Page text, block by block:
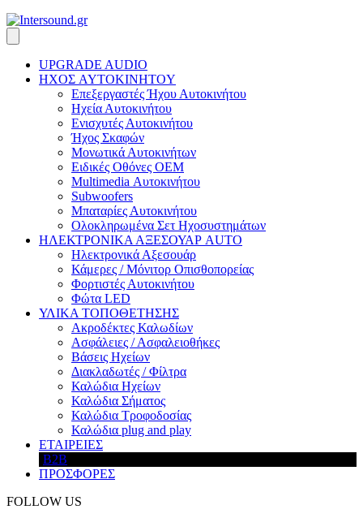
UPGRADE AUDIO
ΗΧΟΣ AYTOKINHTOY
Επεξεργαστές Ήχου Αυτοκινήτου
Ηχεία Αυτοκινήτου
Ενισχυτές Αυτοκινήτου
Ήχος Σκαφών
Μονωτικά Αυτοκινήτων
Ειδικές Οθόνες OEM
Multimedia Αυτοκινήτου
Subwoofers
Μπαταρίες Αυτοκινήτου
Ολοκληρωμένα Σετ Ηχοσυστημάτων
ΗΛΕΚΤΡΟΝΙΚΑ ΑΞΕΣΟΥΑΡ AUTO
Ηλεκτρονικά Αξεσουάρ
Κάμερες / Μόνιτορ Οπισθοπορείας
Φορτιστές Αυτοκινήτου
Φώτα LED
ΥΛΙΚΑ ΤΟΠΟΘΕΤΗΣΗΣ
Ακροδέκτες Καλωδίων
Ασφάλειες / Ασφαλειοθήκες
Βάσεις Ηχείων
Διακλαδωτές / Φίλτρα
Καλώδια Ηχείων
Καλώδια Σήματος
Καλώδια Τροφοδοσίας
Καλώδια plug and play
ΕΤΑΙΡΕΙΕΣ
B2B
ΠΡΟΣΦΟΡΕΣ
FOLLOW US